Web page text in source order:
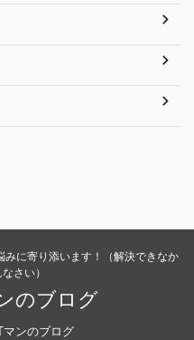
に寄り添います！（解決できなか
さい）
のブログ
ンのブログ